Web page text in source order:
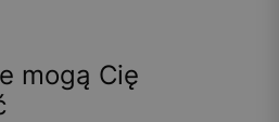
mogą Cię